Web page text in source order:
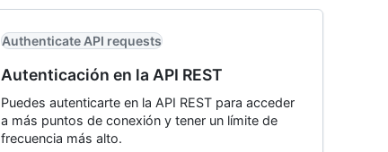
Authenticate API requests
Autenticación en la API REST
Puedes autenticarte en la API REST para acceder
a más puntos de conexión y tener un límite de
frecuencia más alto.